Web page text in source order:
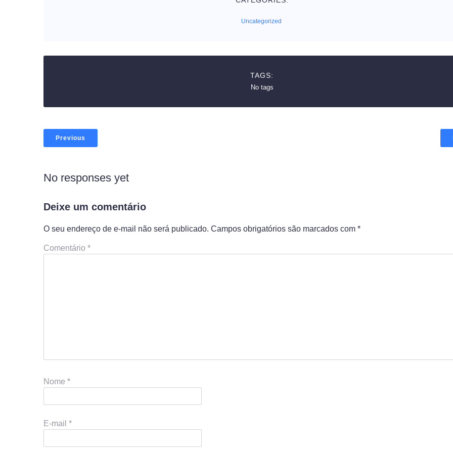
Uncategorized
TAGS:
No tags
Previous
No responses yet
Deixe um comentário
O seu endereço de e-mail não será publicado. Campos obrigatórios são marcados com *
Comentário *
Nome *
E-mail *